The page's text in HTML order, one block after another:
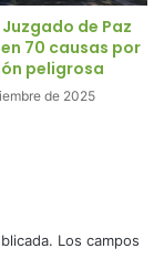
de Paz
70 causas por
peligrosa
de 2025
Los campos